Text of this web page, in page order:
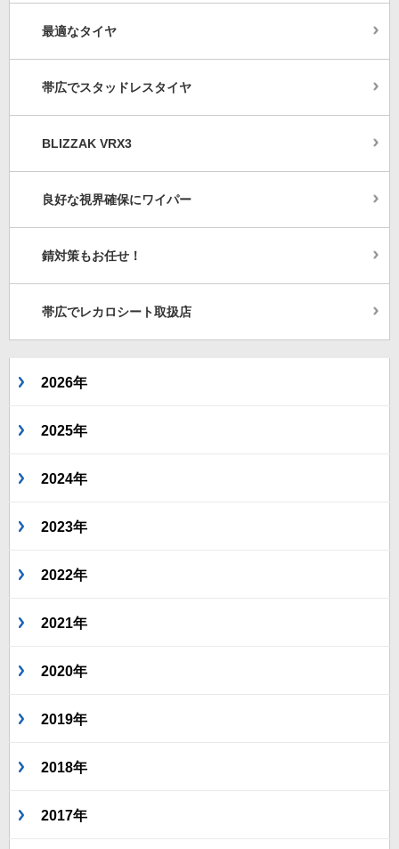
最適なタイヤ
帯広でスタッドレスタイヤ
BLIZZAK VRX3
良好な視界確保にワイパー
錆対策もお任せ！
帯広でレカロシート取扱店
2026年
2025年
2024年
2023年
2022年
2021年
2020年
2019年
2018年
2017年